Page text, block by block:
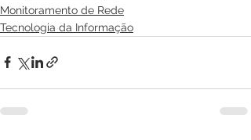
Monitoramento de Rede
Tecnologia da Informação